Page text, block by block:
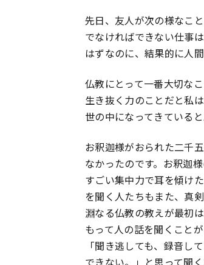
先日、友人が次の様なこ
でなければできない仕事
はずなのに、結果的に人
仏教にとって一番大切な
生き抜く力のことだと私
世の中になってきていると
お釈迦様がおられた二千
なかったのです。お釈迦
すごい集中力で耳を傾け
を聞く人たちもまた、真
淵なる仏教の教えが最初
もって人の話を聞くこと
「聞き逃しても、録音し
できない。」と思って聞